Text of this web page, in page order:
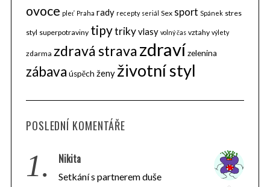
ovoce pleť Praha rady recepty seriál Sex sport Spánek stres
styl superpotraviny tipytrikyvlasy volný čas vztahy výlety
zdarma zdravá stravazdravízelenina
zábava úspěch ženy životní styl
POSLEDNÍ KOMENTÁŘE
1. Nikita
Setkání s partnerem duše